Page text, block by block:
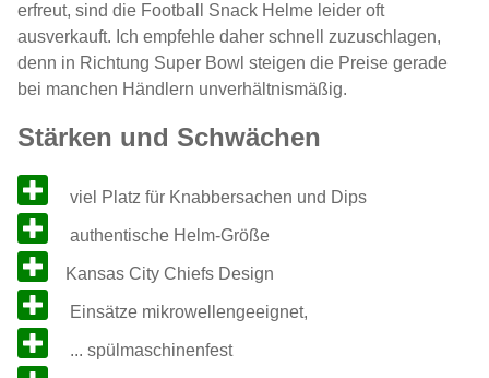
erfreut, sind die Football Snack Helme leider oft
ausverkauft. Ich empfehle daher schnell zuzuschlagen,
denn in Richtung Super Bowl steigen die Preise gerade
bei manchen Händlern unverhältnismäßig.
Stärken und Schwächen
viel Platz für Knabbersachen und Dips
authentische Helm-Größe
Kansas City Chiefs Design
Einsätze mikrowellengeeignet,
... spülmaschinenfest